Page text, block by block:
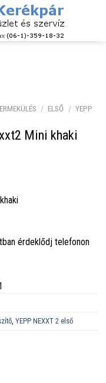
/ ELSŐ / YEPP
Mini khaki
érdeklődj telefonon
YEPP NEXXT 2 első